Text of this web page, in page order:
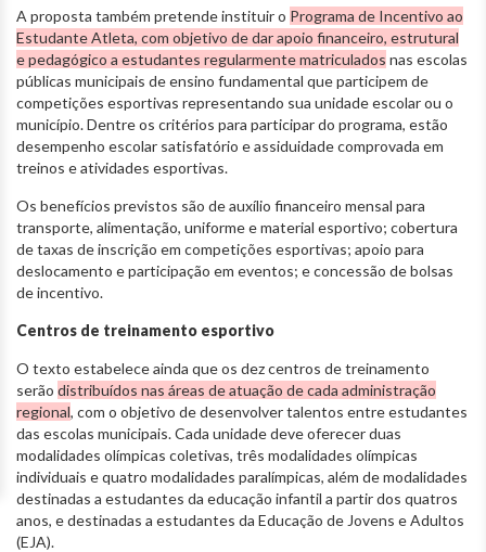
A proposta também pretende instituir o Programa de Incentivo ao
Estudante Atleta, com objetivo de dar apoio financeiro, estrutural
e pedagógico a estudantes regularmente matriculados nas escolas
públicas municipais de ensino fundamental que participem de
competições esportivas representando sua unidade escolar ou o
município. Dentre os critérios para participar do programa, estão
desempenho escolar satisfatório e assiduidade comprovada em
treinos e atividades esportivas.
Os benefícios previstos são de auxílio financeiro mensal para
transporte, alimentação, uniforme e material esportivo; cobertura
de taxas de inscrição em competições esportivas; apoio para
deslocamento e participação em eventos; e concessão de bolsas
de incentivo.
Centros de treinamento esportivo
O texto estabelece ainda que os dez centros de treinamento
serão distribuídos nas áreas de atuação de cada administração
regional, com o objetivo de desenvolver talentos entre estudantes
das escolas municipais. Cada unidade deve oferecer duas
modalidades olímpicas coletivas, três modalidades olímpicas
individuais e quatro modalidades paralímpicas, além de modalidades
destinadas a estudantes da educação infantil a partir dos quatros
anos, e destinadas a estudantes da Educação de Jovens e Adultos
(EJA).